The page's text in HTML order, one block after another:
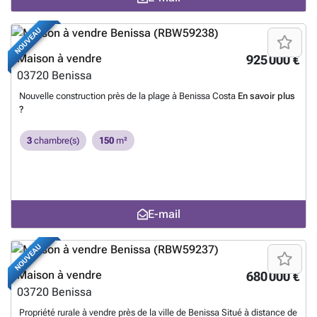
NOUVEAU
925 000 €
Maison à vendre
03720 Benissa
Nouvelle construction près de la plage à Benissa Costa En savoir plus
?
3 chambre(s) 150 m²
E-mail
NOUVEAU
680 000 €
Maison à vendre
03720 Benissa
Propriété rurale à vendre près de la ville de Benissa Situé à distance de